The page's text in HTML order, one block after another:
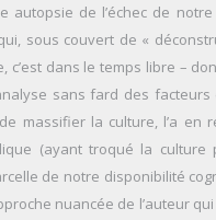
autopsie de l’échec de
sous couvert de «
c’est dans le temps libre –
sans fard des
massifier la culture, l’a
(ayant troqué la
de notre disponibilité
nuancée de l’auteur